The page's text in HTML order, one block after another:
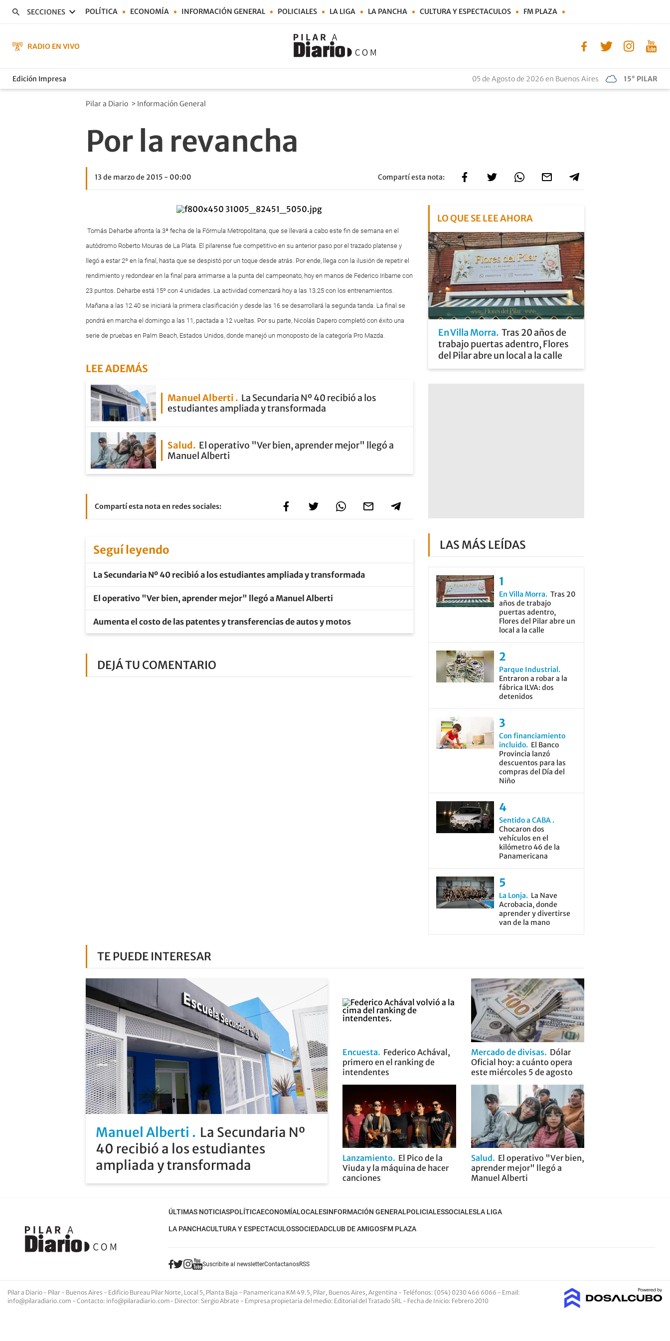
SECCIONES POLÍTICA ECONOMÍA INFORMACIÓN GENERAL POLICIALES LA LIGA LA PANCHA CULTURA Y ESPECTACULOS FM PLAZA
RADIO EN VIVO
Edición Impresa 05 de Agosto de 2026 en Buenos Aires 15° PILAR
Pilar a Diario > Información General
Por la revancha
13 de marzo de 2015 - 00:00 Compartí esta nota:
Tomás Deharbe afronta la 3ª fecha de la Fórmula Metropolitana, que se llevará a cabo este fin de semana en el
autódromo Roberto Mouras de La Plata. El pilarense fue competitivo en su anterior paso por el trazado platense y
llegó a estar 2º en la final, hasta que se despistó por un toque desde atrás. Por ende, llega con la ilusión de repetir el
rendimiento y redondear en la final para arrimarse a la punta del campeonato, hoy en manos de Federico Iribarne con
23 puntos. Deharbe está 15º con 4 unidades. La actividad comenzará hoy a las 13.25 con los entrenamientos.
Mañana a las 12.40 se iniciará la primera clasificación y desde las 16 se desarrollará la segunda tanda. La final se
pondrá en marcha el domingo a las 11, pactada a 12 vueltas. Por su parte, Nicolás Dapero completó con éxito una
serie de pruebas en Palm Beach, Estados Unidos, donde manejó un monoposto de la categoría Pro Mazda.
LEE ADEMÁS
Manuel Alberti
La Secundaria Nº 40 recibió a los
estudiantes ampliada y transformada
Salud
El operativo "Ver bien, aprender mejor" llegó a
Manuel Alberti
Compartí esta nota en redes sociales:
Seguí leyendo
La Secundaria Nº 40 recibió a los estudiantes ampliada y transformada
El operativo "Ver bien, aprender mejor" llegó a Manuel Alberti
Aumenta el costo de las patentes y transferencias de autos y motos
DEJÁ TU COMENTARIO
LO QUE SE LEE AHORA
En Villa Morra Tras 20 años de
trabajo puertas adentro, Flores
del Pilar abre un local a la calle
LAS MÁS LEÍDAS
En Villa Morra
Tras 20
años de trabajo
puertas adentro,
Flores del Pilar abre un
local a la calle
Parque Industrial
Entraron a robar a la
fábrica ILVA: dos
detenidos
Con financiamiento
incluido
El Banco
Provincia lanzó
descuentos para las
compras del Día del
Niño
Sentido a CABA
Chocaron dos
vehículos en el
kilómetro 46 de la
Panamericana
La Lonja
La Nave
Acrobacia, donde
aprender y divertirse
van de la mano
TE PUEDE INTERESAR
Manuel Alberti
La Secundaria Nº
40 recibió a los estudiantes
ampliada y transformada
Encuesta
Federico Achával,
primero en el ranking de
intendentes
Mercado de divisas
Dólar
Oficial hoy: a cuánto opera
este miércoles 5 de agosto
Lanzamiento
El Pico de la
Viuda y la máquina de hacer
canciones
Salud
El operativo "Ver bien,
aprender mejor" llegó a
Manuel Alberti
ÚLTIMAS NOTICIASPOLÍTICAECONOMÍALOCALESINFORMACIÓN GENERALPOLICIALESSOCIALESLA LIGA
LA PANCHACULTURA Y ESPECTACULOSSOCIEDADCLUB DE AMIGOSFM PLAZA
Suscribite al newsletterContactanosRSS
Pilar a Diario - Pilar - Buenos Aires - Edificio Bureau Pilar Norte, Local 5, Planta Baja - Panamericana KM 49.5, Pilar, Buenos Aires, Argentina - Teléfonos: (054) 0230 466 6066 - Email:
info@pilaradiario.com - Contacto: info@pilaradiario.com- Director: Sergio Abrate - Empresa propietaria del medio: Editorial del Tratado SRL - Fecha de Inicio: Febrero 2010